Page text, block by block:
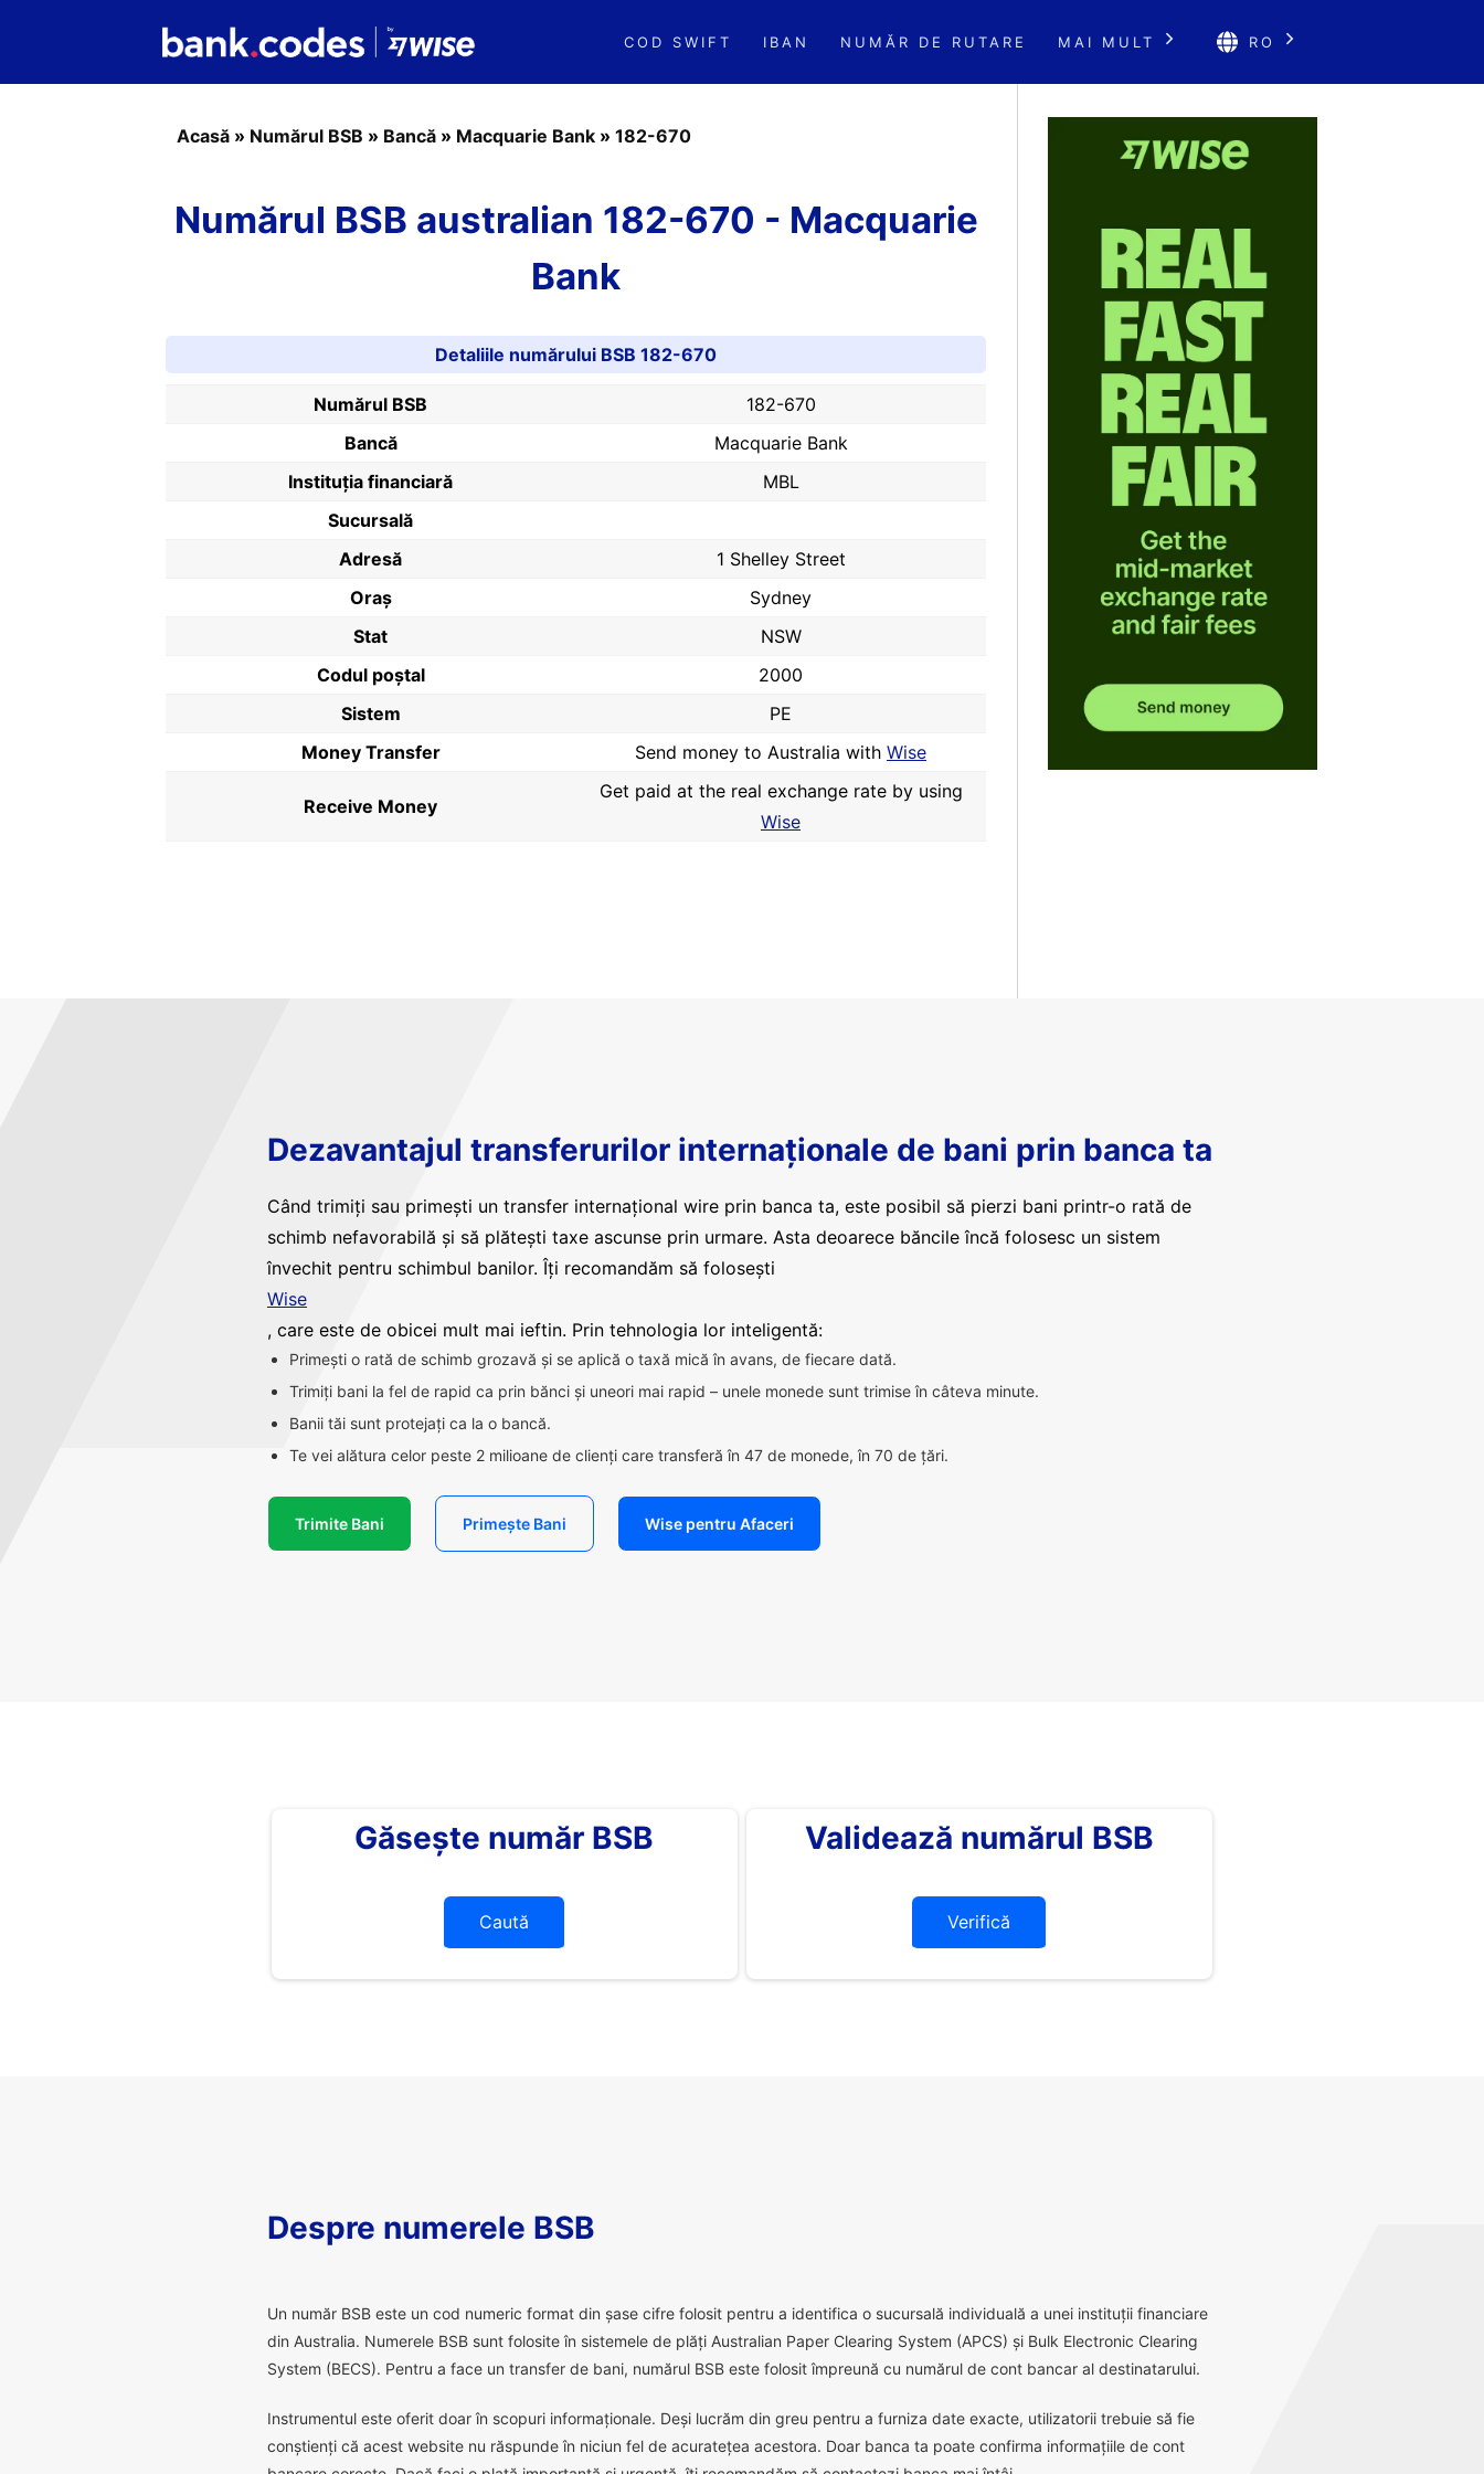
COD SWIFT IBAN NUMĂR DE RUTARE MAI MULT RO
Acasă » Numărul BSB » Bancă » Macquarie Bank » 182-670
Numărul BSB australian 182-670 - Macquarie
Bank
Detaliile numărului BSB 182-670
Numărul BSB
182-670
Bancă
Macquarie Bank
Instituția financiară
MBL
Sucursală
Adresă
1 Shelley Street
Oraș
Sydney
Stat
NSW
Codul poştal
2000
Sistem
PE
Money Transfer
Send money to Australia with Wise
Receive Money
Get paid at the real exchange rate by using
Wise
Dezavantajul transferurilor internaționale de bani prin banca ta
Când trimiți sau primești un transfer internațional wire prin banca ta, este posibil să pierzi bani printr-o rată de
schimb nefavorabilă și să plătești taxe ascunse prin urmare. Asta deoarece băncile încă folosesc un sistem
învechit pentru schimbul banilor. Îți recomandăm să folosești
Wise
, care este de obicei mult mai ieftin. Prin tehnologia lor inteligentă:
Primești o rată de schimb grozavă și se aplică o taxă mică în avans, de fiecare dată.
Trimiți bani la fel de rapid ca prin bănci și uneori mai rapid – unele monede sunt trimise în câteva minute.
Banii tăi sunt protejați ca la o bancă.
Te vei alătura celor peste 2 milioane de clienți care transferă în 47 de monede, în 70 de țări.
Trimite Bani Primește Bani Wise pentru Afaceri
Găsește număr BSB
Caută
Validează numărul BSB
Verifică
Despre numerele BSB
Un număr BSB este un cod numeric format din șase cifre folosit pentru a identifica o sucursală individuală a unei instituții financiare
din Australia. Numerele BSB sunt folosite în sistemele de plăți Australian Paper Clearing System (APCS) și Bulk Electronic Clearing
System (BECS). Pentru a face un transfer de bani, numărul BSB este folosit împreună cu numărul de cont bancar al destinatarului.
Instrumentul este oferit doar în scopuri informaționale. Deși lucrăm din greu pentru a furniza date exacte, utilizatorii trebuie să fie
conștienți că acest website nu răspunde în niciun fel de acuratețea acestora. Doar banca ta poate confirma informațiile de cont